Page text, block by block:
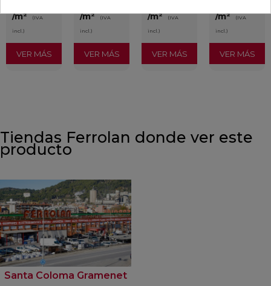
/m²
(IVA
incl.)
VER MÁS
/m²
(IVA
incl.)
VER MÁS
/m²
(IVA
incl.)
VER MÁS
/m²
(IVA
incl.)
VER MÁS
Tiendas Ferrolan donde ver este
producto
Santa Coloma Gramenet